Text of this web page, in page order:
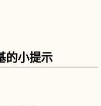
的小提示